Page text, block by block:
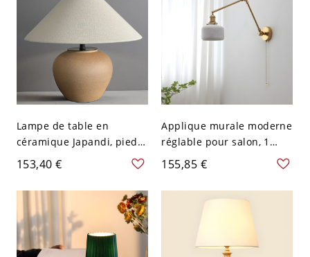
Lampe de table en
céramique Japandi, pied
en grès texturé avec abat-
jour en lin pour une
douce lueur d’ambiance -
153,40 €
Applique murale moderne
réglable pour salon, 1
tête, verre blanc,
luminaire mural fixé au
mur - 110 V-120 V
155,85 €